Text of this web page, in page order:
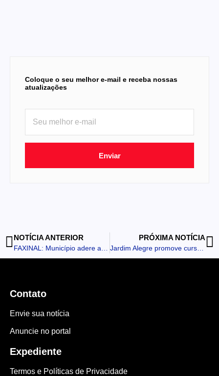
Coloque o seu melhor e-mail e receba nossas
atualizações
Enviar
NOTÍCIA ANTERIOR PRÓXIMA NOTÍCIA
Jardim Alegre promove curso de operador de pá carregadeira em parceria com SENAR
Contato
Envie sua notícia
Anuncie no portal
Expediente
Termos e Políticas de Privacidade